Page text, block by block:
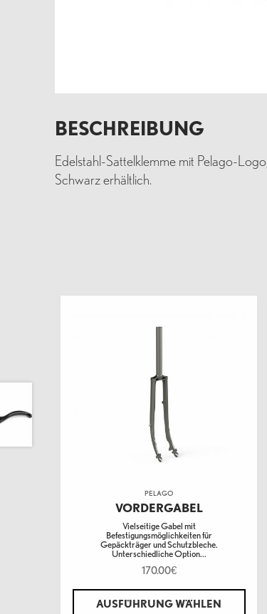
BESCHREIBUNG
Edelstahl-Sattelklemme mit Pelago-
Schwarz erhältlich.
PELAGO
VORDERGABEL
Vielseitige Gabel mit
Befestigungsmöglichkeiten für
Gepäckträger und Schutzbleche.
Unterschiedliche Option...
170.00€
AUSFÜHRUNG WÄHLEN